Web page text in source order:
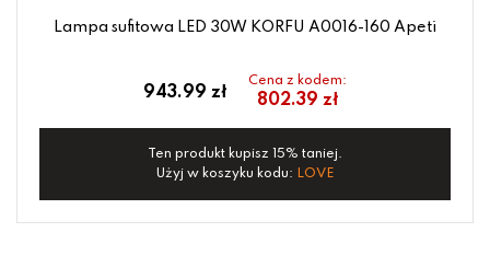
Lampa sufitowa LED 30W KORFU A0016-160 Apeti
943.99 zł
Cena z kodem:
802.39 zł
Ten produkt kupisz 15% taniej.
Użyj w koszyku kodu: LOVE